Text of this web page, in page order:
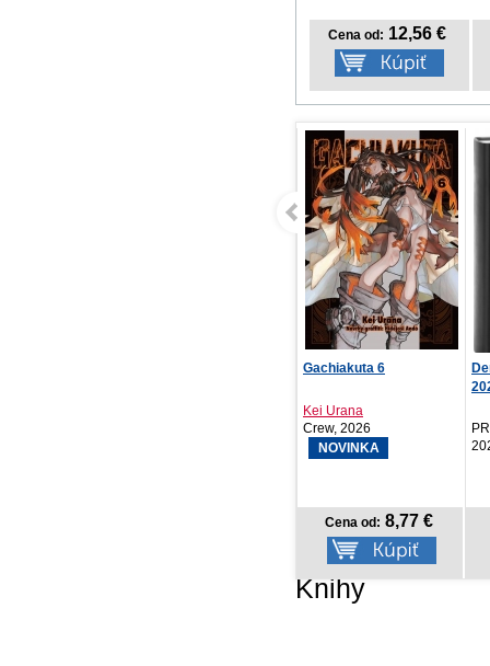
Cena od: 12,56 €
Denný diár Aprint
2027, čierný, 15 x...
PRESCOGROUP SK,
2026
Cena od:
Knihy